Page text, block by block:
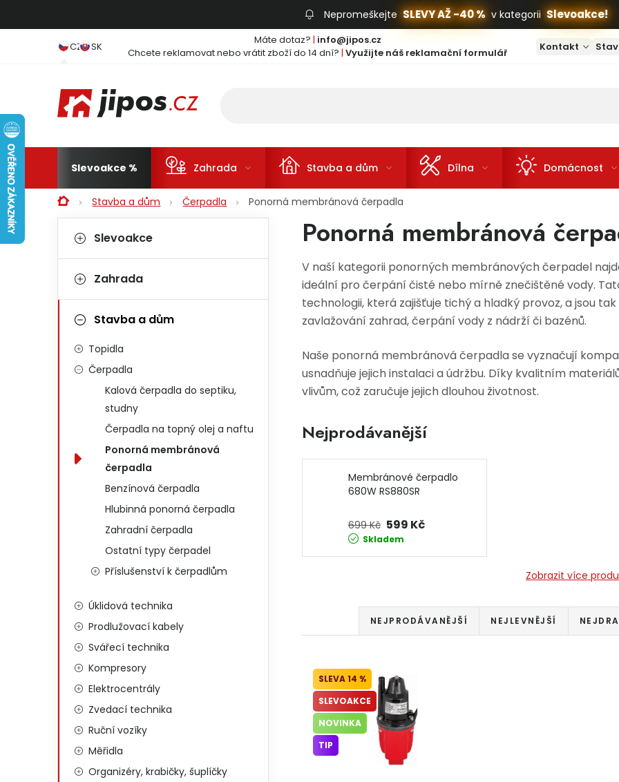
Nepromeškejte SLEVY AŽ -40 % v kategorii Slevoakce!
CZ SK Máte dotaz? | info@jipos.cz
Chcete reklamovat nebo vrátit zboží do 14 dní? | Využijte náš reklamační formulář Kontakt
Slevoakce Zahrada Stavba a dům Dílna Domácnost
DomůStavba a dům Čerpadla Ponorná membránová čerpadla
Postranní panel
Kategorie
Slevoakce
Zahrada
Stavba a dům
Topidla
Čerpadla
Kalová čerpadla do septiku,
studny
Čerpadla na topný olej a naftu
Ponorná membránová
čerpadla
Benzínová čerpadla
Hlubinná ponorná čerpadla
Zahradní čerpadla
Ostatní typy čerpadel
Příslušenství k čerpadlům
Úklidová technika
Prodlužovací kabely
Svářecí technika
Kompresory
Elektrocentrály
Zvedací technika
Ruční vozíky
Měřidla
Organizéry, krabičky, šuplíčky
Ponorná membránová
V naší kategorii ponorných membránových čerpadel
ideální pro čerpání čisté nebo mírně znečištěné vody.
technologii, která zajišťuje tichý a hladký provoz, a jsou
zavlažování zahrad, čerpání vody z nádrží či bazénů.
Naše ponorná membránová čerpadla se vyznačují
usnadňuje jejich instalaci a údržbu. Díky kvalitním
vlivům, což zaručuje jejich dlouhou životnost.
Nejprodávanější
Membránové čerpadlo
680W RS880SR
699 Kč 599 Kč
Skladem
Zobrazit více
Řazení produktů
NEJPRODÁVANĚJŠÍ NEJLEVNĚJŠÍ
Výpis produktů
14 %
SLEVOAKCE
NOVINKA
TIP